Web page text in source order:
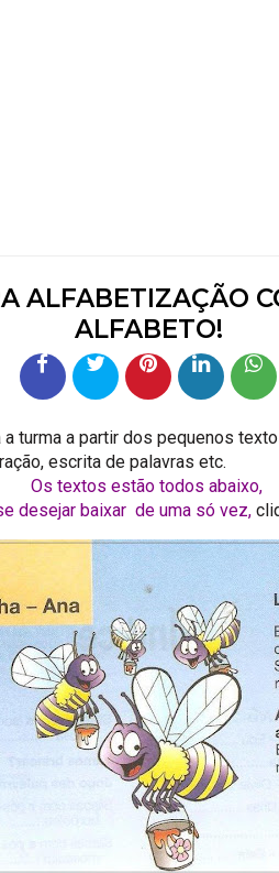
ALFABETIZAÇÃO
ALFABETO!
turma a partir dos pequenos
escrita de palavras etc.
Os textos estão todos abaixo,
desejar baixar de uma só vez,